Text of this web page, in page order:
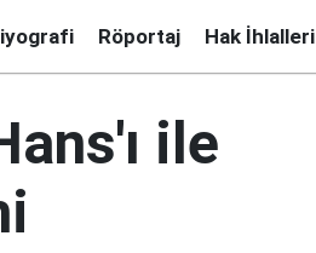
Röportaj Hak İhlalleri
ile